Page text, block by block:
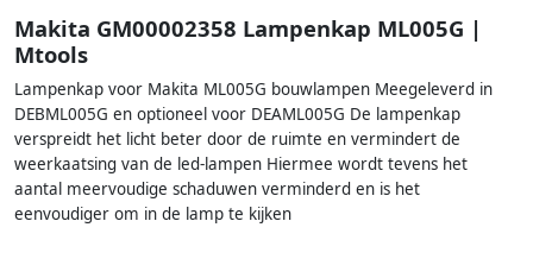
Makita GM00002358 Lampenkap ML005G |
Mtools
Lampenkap voor Makita ML005G bouwlampen Meegeleverd in
DEBML005G en optioneel voor DEAML005G De lampenkap
verspreidt het licht beter door de ruimte en vermindert de
weerkaatsing van de led-lampen Hiermee wordt tevens het
aantal meervoudige schaduwen verminderd en is het
eenvoudiger om in de lamp te kijken